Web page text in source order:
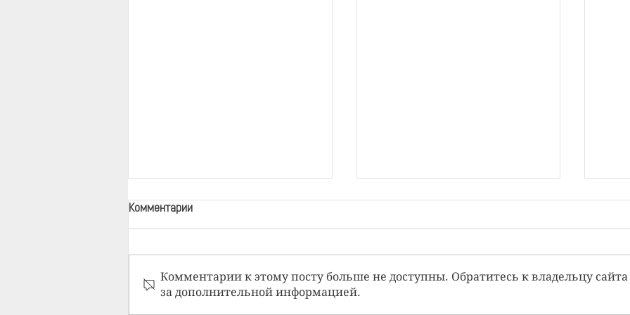
Комментарии
Комментарии к этому посту больше не доступны. Обратитесь к владельцу сайта
за дополнительной информацией.